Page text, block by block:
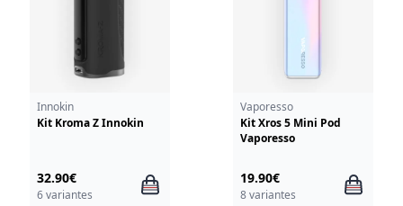
Innokin
Kit Kroma Z Innokin
32.90€
6 variantes
Vaporesso
Kit Xros 5 Mini Pod
Vaporesso
19.90€
8 variantes